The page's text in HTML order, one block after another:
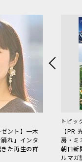
ント】一木
れ」インタ
た再生の群
トピッ
【PR
房・ミ
朝日新
ルマガ